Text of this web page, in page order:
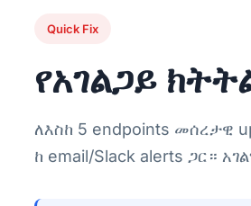
Quick Fix
የአገልጋይ
ለእስከ 5 endpoints መሰረታዊ
ከ email/Slack alerts ጋር።